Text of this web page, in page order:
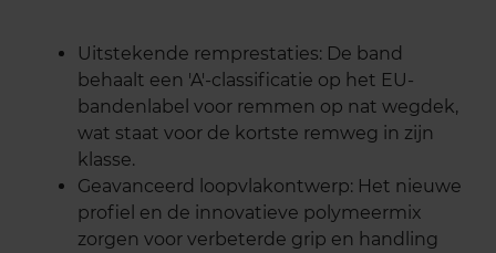
Uitstekende remprestaties: De band
behaalt een 'A'-classificatie op het EU-
bandenlabel voor remmen op nat wegdek,
wat staat voor de kortste remweg in zijn
klasse.
Geavanceerd loopvlakontwerp: Het nieuwe
profiel en de innovatieve polymeermix
zorgen voor verbeterde grip en handling